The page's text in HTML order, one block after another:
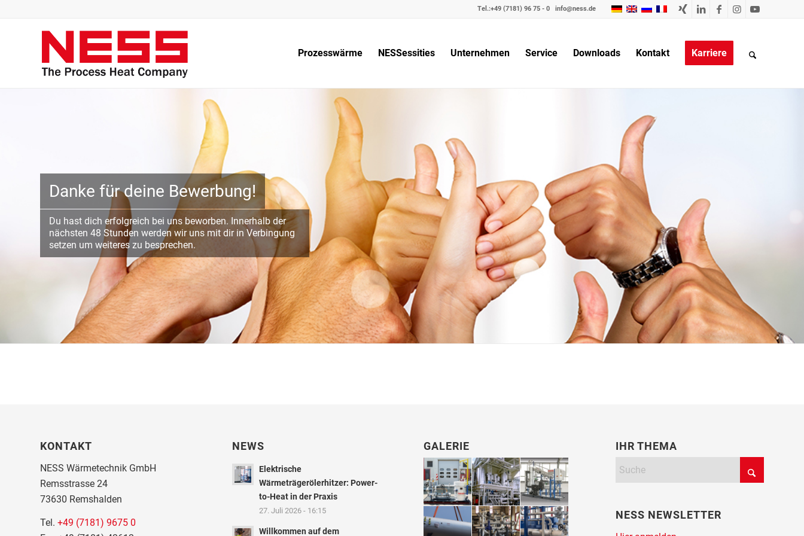
Tel.:+49 (7181) 96 75 - 0 info@ness.de
Prozesswärme NESSessities Unternehmen Service Downloads Kontakt Karriere
Danke für deine Bewerbung!
Du hast dich erfolgreich bei uns beworben. Innerhalb der
nächsten 48 Stunden werden wir uns mit dir in Verbingung
setzen um weiteres zu besprechen.
KONTAKT
NESS Wärmetechnik GmbH
Remsstrasse 24
73630 Remshalden
Tel. +49 (7181) 9675 0
NEWS
Elektrische
Wärmeträgerölerhitzer: Power-
to-Heat in der Praxis
27. Juli 2026 - 16:15
Willkommen auf dem
GALERIE IHR THEMA
NESS NEWSLETTER